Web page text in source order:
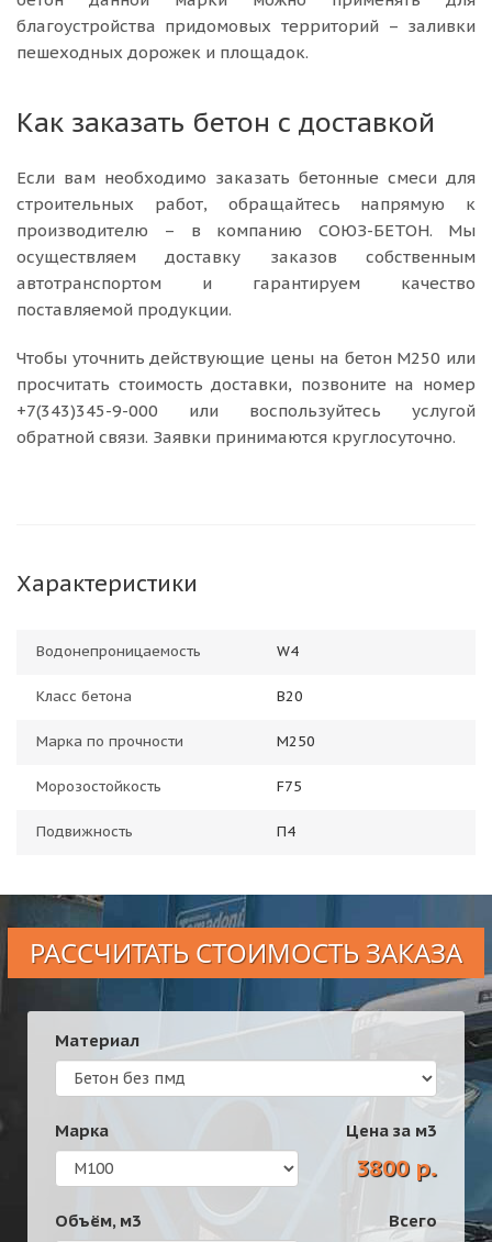
благоустройства придомовых территорий – заливки
пешеходных дорожек и площадок.
Как заказать бетон с доставкой
Если вам необходимо заказать бетонные смеси для
строительных работ, обращайтесь напрямую к
производителю – в компанию СОЮЗ-БЕТОН. Мы
осуществляем доставку заказов собственным
автотранспортом и гарантируем качество
поставляемой продукции.
Чтобы уточнить действующие цены на бетон М250 или
просчитать стоимость доставки, позвоните на номер
+7(343)345-9-000 или воспользуйтесь услугой
обратной связи. Заявки принимаются круглосуточно.
Характеристики
Водонепроницаемость W4
Класс бетона В20
Марка по прочности М250
Морозостойкость F75
Подвижность П4
РАССЧИТАТЬ СТОИМОСТЬ ЗАКАЗА
Материал
Марка Цена за м3
3800 р.
Объём, м3 Всего